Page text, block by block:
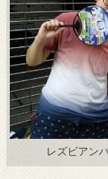
レズビアン